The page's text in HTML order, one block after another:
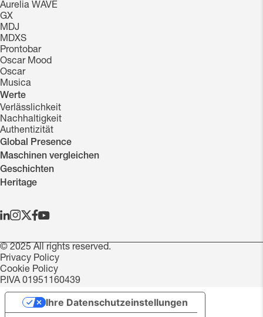
Aurelia WAVE
GX
MDJ
MDXS
Prontobar
Oscar Mood
Oscar
Musica
Werte
Verlässlichkeit
Nachhaltigkeit
Authentizität
Global Presence
Maschinen vergleichen
Geschichten
Heritage
© 2025 All rights reserved.
Privacy Policy
Cookie Policy
P.IVA 01951160439
Ihre Datenschutzeinstellungen